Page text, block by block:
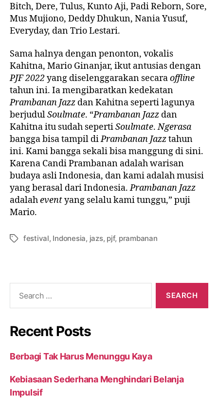
Bitch, Dere, Tulus, Kunto Aji, Padi Reborn, Sore,
Mus Mujiono, Deddy Dhukun, Nania Yusuf,
Everyday, dan Trio Lestari.
Sama halnya dengan penonton, vokalis
Kahitna, Mario Ginanjar, ikut antusias dengan
PJF 2022yang diselenggarakan secaraoffline
tahun ini. Ia mengibaratkan kedekatan
Prambanan Jazz dan Kahitna seperti lagunya
berjudulSoulmate. “Prambanan Jazz dan
Kahitna itu sudah sepertiSoulmate.Ngerasa
bangga bisa tampil diPrambanan Jazztahun
ini. Kami bangga sekali bisa manggung di sini.
Karena Candi Prambanan adalah warisan
budaya asli Indonesia, dan kami adalah musisi
yang berasal dari Indonesia.Prambanan Jazz
adalaheventyang selalu kami tunggu,” puji
Mario.
festival, Indonesia, jazs, pjf, prambanan
Recent Posts
Berbagi Tak Harus Menunggu Kaya
Kebiasaan Sederhana Menghindari Belanja
Impulsif